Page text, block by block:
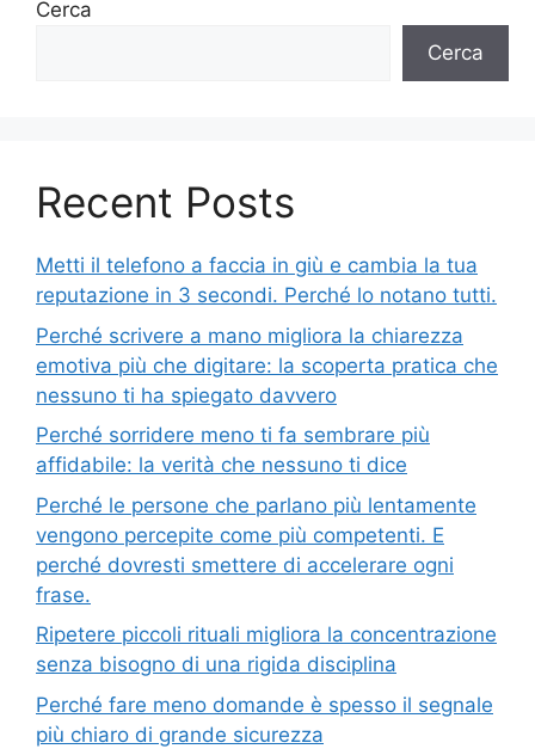
Cerca
Cerca
Recent Posts
Metti il telefono a faccia in giù e cambia la tua
reputazione in 3 secondi. Perché lo notano tutti.
Perché scrivere a mano migliora la chiarezza
emotiva più che digitare: la scoperta pratica che
nessuno ti ha spiegato davvero
Perché sorridere meno ti fa sembrare più
affidabile: la verità che nessuno ti dice
Perché le persone che parlano più lentamente
vengono percepite come più competenti. E
perché dovresti smettere di accelerare ogni
frase.
Ripetere piccoli rituali migliora la concentrazione
senza bisogno di una rigida disciplina
Perché fare meno domande è spesso il segnale
più chiaro di grande sicurezza